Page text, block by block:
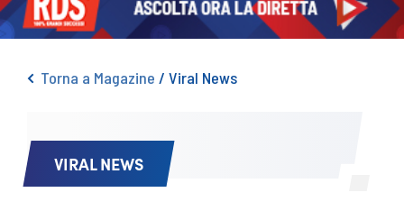
Torna a Magazine / Viral News
VIRAL NEWS